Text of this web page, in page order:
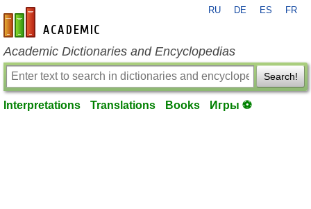
en-academic.com
RU DE ES FR
Academic Dictionaries and Encyclopedias
Search!
Interpretations Translations Books Игры ⚽